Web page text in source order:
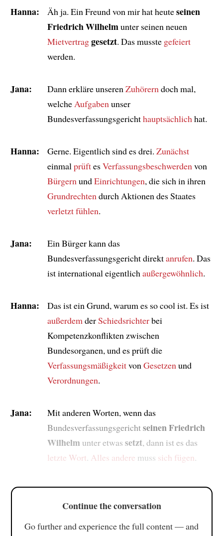
Hanna: Äh ja. Ein Freund von mir hat heuteseinen
Friedrich Wilhelmunter seinen neuen
Mietvertraggesetzt. Das musste gefeiert
werden.
Jana: Dann erkläre unseren Zuhörern doch mal,
welche Aufgaben unser
Bundesverfassungsgerichthauptsächlich hat.
Hanna: Gerne. Eigentlich sind es drei. Zunächst
einmal prüftesVerfassungsbeschwerden von
Bürgern undEinrichtungen, die sich in ihren
Grundrechten durch Aktionen des Staates
verletztfühlen.
Jana:
Ein Bürger kann das
Bundesverfassungsgericht direktanrufen. Das
ist international eigentlich außergewöhnlich.
Hanna:
Das ist ein Grund, warum es so cool ist. Es ist
außerdem derSchiedsrichterbei
Kompetenzkonflikten zwischen
Bundesorganen, und es prüft die
Verfassungsmäßigkeitvon Gesetzen und
Verordnungen.
Jana:
Mit anderen Worten, wenn das
Bundesverfassungsgerichtseinen Friedrich
Wilhelm unter etwas setzt, dann ist es das
letzte Wort. Alles andere muss sich fügen.
Continue the conversation
Go further and experience the full content — and